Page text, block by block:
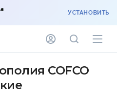
УСТАНОВИТЬ
COFCO